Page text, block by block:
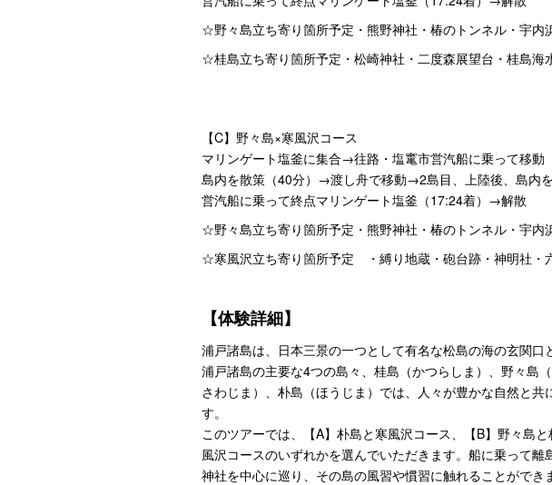
☆野々島立ち寄り箇所予定・熊野神社・椿のトンネル・宇
☆桂島立ち寄り箇所予定・松崎神社・二度森展望台・桂島
【C】野々島×寒風沢コース
マリンゲート塩釜に集合→往路・塩竃市営汽船に乗って移動
島内を散策（40分）→渡し舟で移動→2島目、上陸後、島内
営汽船に乗って終点マリンゲート塩釜（17:24着）→解散
☆野々島立ち寄り箇所予定・熊野神社・椿のトンネル・宇
☆寒風沢立ち寄り箇所予定 ・縛り地蔵・砲台跡・神明社
【体験詳細】
浦戸諸島は、日本三景の一つとして有名な松島の海の玄関口
浦戸諸島の主要な4つの島々、桂島（かつらしま）、野々島
さわじま）、朴島（ほうじま）では、人々が豊かな自然と共
す。
このツアーでは、【A】朴島と寒風沢コース、【B】野々島
風沢コースのいずれかを選んでいただきます。船に乗って
神社を中心に巡り、その島の風習や慣習に触れることができ